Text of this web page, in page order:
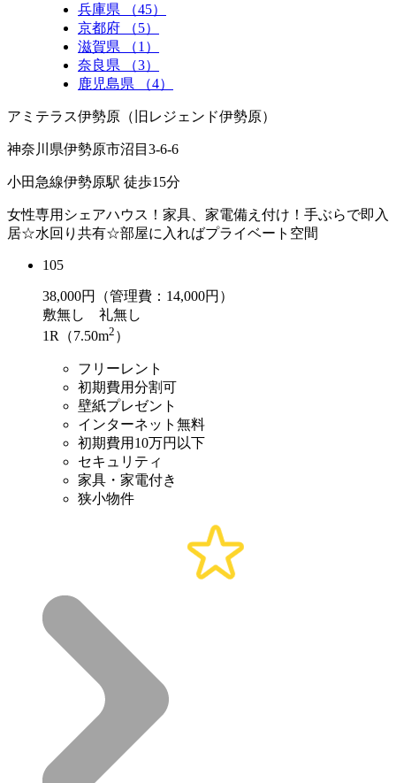
兵庫県 （45）
京都府 （5）
滋賀県 （1）
奈良県 （3）
鹿児島県 （4）
アミテラス伊勢原（旧レジェンド伊勢原）
神奈川県伊勢原市沼目3-6-6
小田急線伊勢原駅 徒歩15分
女性専用シェアハウス！家具、家電備え付け！手ぶらで即入
居☆水回り共有☆部屋に入ればプライベート空間
105
38,000円（管理費：14,000円）
敷無し 礼無し
1R（7.50m2 ）
フリーレント
初期費用分割可
壁紙プレゼント
インターネット無料
初期費用10万円以下
セキュリティ
家具・家電付き
狭小物件